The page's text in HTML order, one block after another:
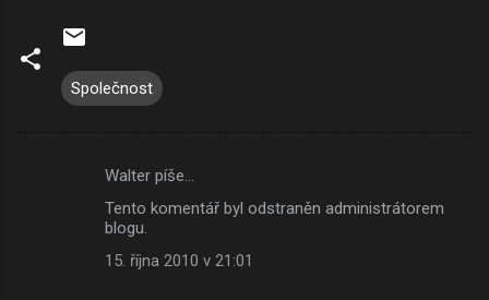
Společnost
Walter píše…
Tento komentář byl odstraněn administrátorem
blogu.
15. října 2010 v 21:01